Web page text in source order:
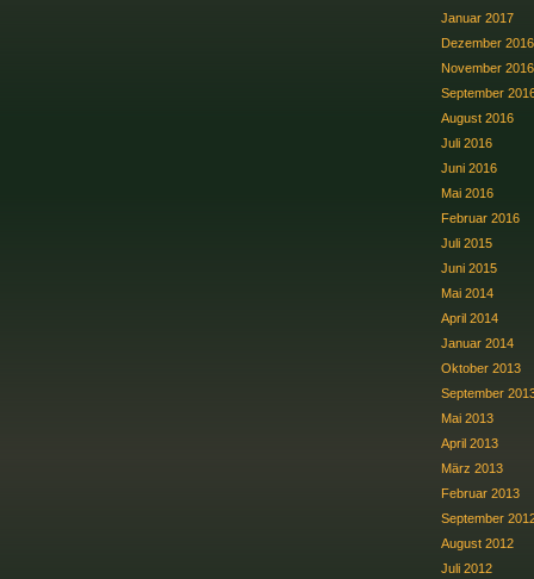
Januar 2017
Dezember 2016
November 2016
September
August 2016
Juli 2016
Juni 2016
Mai 2016
Februar 2016
Juli 2015
Juni 2015
Mai 2014
April 2014
Januar 2014
Oktober 2013
September
Mai 2013
April 2013
März 2013
Februar 2013
September
August 2012
Juli 2012